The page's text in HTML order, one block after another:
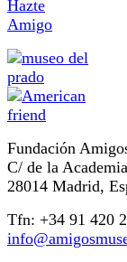
Hazte
Amigo
Fundación
C/ de la
28014 Madrid,
Tfn: +34 91 420